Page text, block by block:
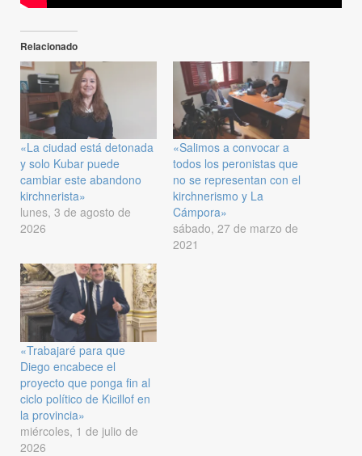
Relacionado
«La ciudad está detonada
y solo Kubar puede
cambiar este abandono
kirchnerista»
lunes, 3 de agosto de
2026
«Salimos a convocar a
todos los peronistas que
no se representan con el
kirchnerismo y La
Cámpora»
sábado, 27 de marzo de
2021
«Trabajaré para que
Diego encabece el
proyecto que ponga fin al
ciclo político de Kicillof en
la provincia»
miércoles, 1 de julio de
2026